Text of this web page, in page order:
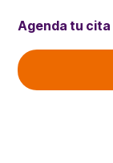
Agenda tu cita